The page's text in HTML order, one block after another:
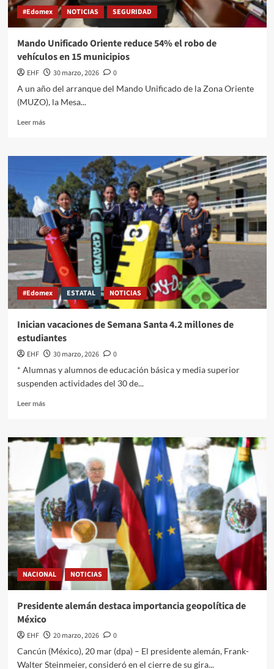
#Edomex NOTICIAS SEGURIDAD
Mando Unificado Oriente reduce 54% el robo de
vehículos en 15 municipios
EHF 30 marzo, 2026
0
A un año del arranque del Mando Unificado de la Zona Oriente
(MUZO), la Mesa...
Leer más
#Edomex ESTATAL NOTICIAS
Inician vacaciones de Semana Santa 4.2 millones de
estudiantes
EHF 30 marzo, 2026
0
* Alumnas y alumnos de educación básica y media superior
suspenden actividades del 30 de...
Leer más
NACIONAL NOTICIAS
Presidente alemán destaca importancia geopolítica de
México
EHF 20 marzo, 2026
0
Cancún (México), 20 mar (dpa) – El presidente alemán, Frank-
Walter Steinmeier, consideró en el cierre de su gira...